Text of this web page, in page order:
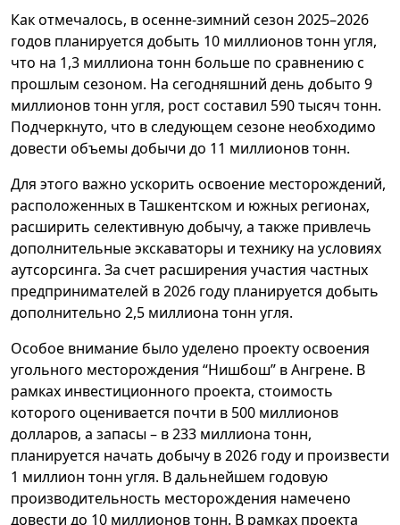
Как отмечалось, в осенне-зимний сезон 2025–2026
годов планируется добыть 10 миллионов тонн угля,
что на 1,3 миллиона тонн больше по сравнению с
прошлым сезоном. На сегодняшний день добыто 9
миллионов тонн угля, рост составил 590 тысяч тонн.
Подчеркнуто, что в следующем сезоне необходимо
довести объемы добычи до 11 миллионов тонн.
Для этого важно ускорить освоение месторождений,
расположенных в Ташкентском и южных регионах,
расширить селективную добычу, а также привлечь
дополнительные экскаваторы и технику на условиях
аутсорсинга. За счет расширения участия частных
предпринимателей в 2026 году планируется добыть
дополнительно 2,5 миллиона тонн угля.
Особое внимание было уделено проекту освоения
угольного месторождения “Нишбош” в Ангрене. В
рамках инвестиционного проекта, стоимость
которого оценивается почти в 500 миллионов
долларов, а запасы – в 233 миллиона тонн,
планируется начать добычу в 2026 году и произвести
1 миллион тонн угля. В дальнейшем годовую
производительность месторождения намечено
довести до 10 миллионов тонн. В рамках проекта